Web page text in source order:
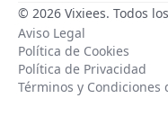
© 2026 Vixiees. Todos
Aviso Legal
Política de Cookies
Política de Privacidad
Términos y Condiciones